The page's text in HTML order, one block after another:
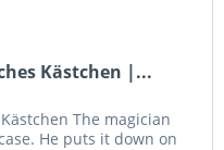
Kästchen |...
The magician
He puts it down on